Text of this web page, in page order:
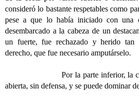
consideró lo bastante respetables como
pese a que lo había iniciado con una
desembarcado a la cabeza de un
un fuerte, fue rechazado y herido tan
derecho, que fue necesario amputárselo.
Por la parte inferior, la ciudad
abierta, sin defensa, y se puede dominar